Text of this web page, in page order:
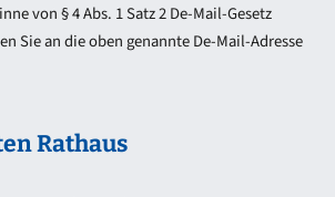
von § 4 Abs. 1 Satz 2 De-Mail-Gesetz
Sie an die oben genannte De-Mail-Adresse
Rathaus